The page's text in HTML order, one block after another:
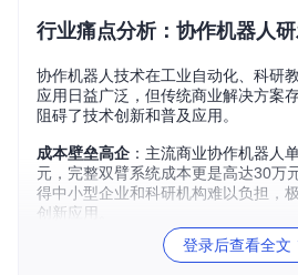
行业痛点分析：协作机器人
协作机器人技术在工业自动化、科研
应用日益广泛，但传统商业解决方案
阻碍了技术创新和普及应用。
成本壁垒高企 ：主流商业协作机器人
元，完整双臂系统成本更是高达30万
得中小型企业和科研机构难以负担，
创新应用。
：传统机器人厂商通过
登录后查看全文